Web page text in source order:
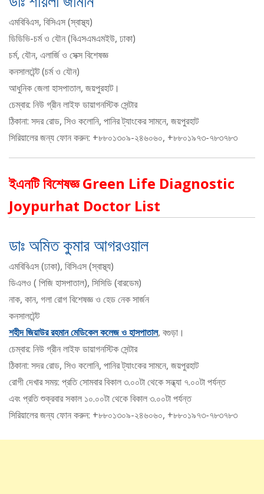
এমবিবিএস, বিসিএস (স্বাস্থ্য)
ডিডিভি-চর্ম ও যৌন (বিএসএমএমইউ, ঢাকা)
চর্ম, যৌন, এলার্জি ও সেক্স বিশেষজ্ঞ
কনসালটেন্ট (চর্ম ও যৌন)
আধুনিক জেলা হাসপাতাল, জয়পুরহাট।
চেম্বার: নিউ গ্রীন লাইফ ডায়াগনস্টিক সেন্টার
ঠিকানা: সদর রোড, সিও কলোনি, পানির ট্যাংকের সামনে, জয়পুরহাট
সিরিয়ালের জন্য ফোন করুন: +৮৮০১৩০৯-২৪৬০৬০, +৮৮০১৯৭৩-৭৮৩৭৮৩
ইএনটি বিশেষজ্ঞ Green Life Diagnostic
Joypurhat Doctor List
ডাঃ অমিত কুমার আগরওয়াল
এমবিবিএস (ঢাকা), বিসিএস (স্বাস্থ্য)
ডিএলও ( পিজি হাসপাতাল), সিসিডি (বারডেম)
নাক, কান, গলা রোগ বিশেষজ্ঞ ও হেড নেক সার্জন
কনসালটেন্ট
শহীদ জিয়াউর রহমান মেডিকেল কলেজ ও হাসপাতাল, বগুড়া।
চেম্বার: নিউ গ্রীন লাইফ ডায়াগনস্টিক সেন্টার
ঠিকানা: সদর রোড, সিও কলোনি, পানির ট্যাংকের সামনে, জয়পুরহাট
রোগী দেখার সময়: প্রতি সোমবার বিকাল ৩.০০টা থেকে সন্ধ্যা ৭.০০টা পর্যন্ত
এবং প্রতি শুক্রবার সকাল ১০.০০টা থেকে বিকাল ৩.০০টা পর্যন্ত
সিরিয়ালের জন্য ফোন করুন: +৮৮০১৩০৯-২৪৬০৬০, +৮৮০১৯৭৩-৭৮৩৭৮৩